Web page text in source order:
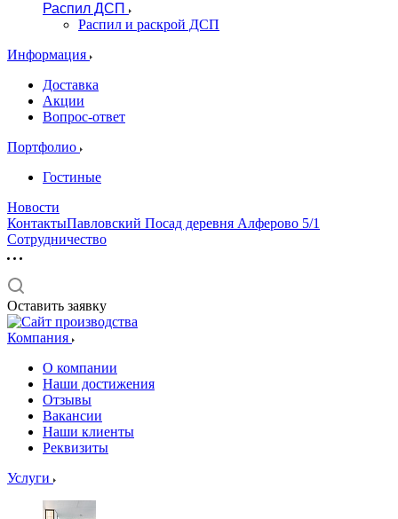
Распил ДСП
Распил и раскрой ДСП
Информация
Доставка
Акции
Вопрос-ответ
Портфолио
Гостиные
Новости
КонтактыПавловский Посад деревня Алферово 5/1
Сотрудничество
Оставить заявку
Компания
О компании
Наши достижения
Отзывы
Вакансии
Наши клиенты
Реквизиты
Услуги